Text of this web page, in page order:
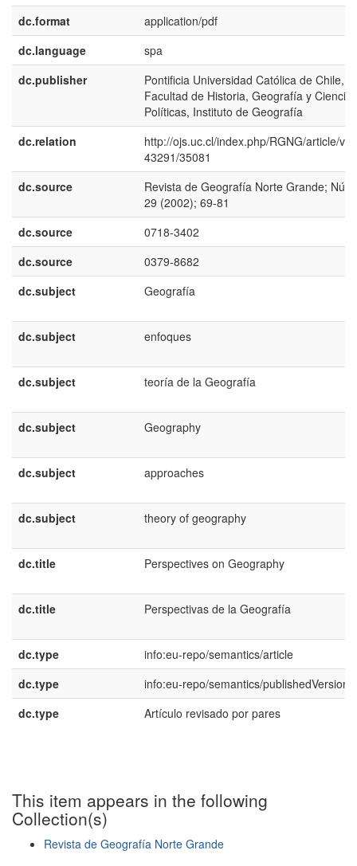
dc.format
application/pdf
dc.language
spa
dc.publisher
Pontificia Universidad Católica de Chile,
Facultad de Historia, Geografía y Ciencias
Políticas, Instituto de Geografía
dc.relation
http://ojs.uc.cl/index.php/RGNG/article/
43291/35081
dc.source
Revista de Geografía Norte Grande; Núm.
29 (2002); 69-81
dc.source
0718-3402
dc.source
0379-8682
dc.subject
Geografía
dc.subject enfoques
dc.subject teoría de la Geografía
dc.subject Geography
dc.subject approaches
dc.subject theory of geography
dc.title Perspectives on Geography
dc.title Perspectivas de la Geografía
dc.type
info:eu-repo/semantics/article
dc.type
info:eu-repo/semantics/publishedVersion
dc.type
Artículo revisado por pares
This item appears in the following
Collection(s)
Revista de Geografía Norte Grande